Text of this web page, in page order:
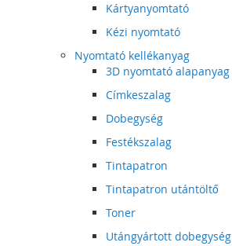
Kártyanyomtató
Kézi nyomtató
Nyomtató kellékanyag
3D nyomtató alapanyag
Címkeszalag
Dobegység
Festékszalag
Tintapatron
Tintapatron utántöltő
Toner
Utángyártott dobegység